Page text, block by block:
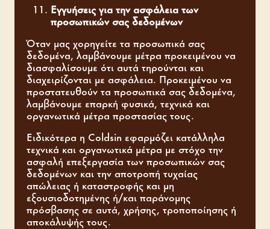
Εγγυήσεις για την ασφάλεια των
προσωπικών σας δεδομένων
Όταν μας χορηγείτε τα προσωπικά σας
δεδομένα, λαμβάνουμε μέτρα προκειμένου να
διασφαλίσουμε ότι αυτά τηρούνται και
διαχειρίζονται με ασφάλεια. Προκειμένου να
προστατευθούν τα προσωπικά σας δεδομένα,
λαμβάνουμε επαρκή φυσικά, τεχνικά και
οργανωτικά μέτρα προστασίας τους.
Ειδικότερα η Coldsin εφαρμόζει κατάλληλα
τεχνικά και οργανωτικά μέτρα με στόχο την
ασφαλή επεξεργασία των προσωπικών σας
δεδομένων και την αποτροπή τυχαίας
απώλειας ή καταστροφής και μη
εξουσιοδοτημένης ή/και παράνομης
πρόσβασης σε αυτά, χρήσης, τροποποίησης ή
αποκάλυψής τους.